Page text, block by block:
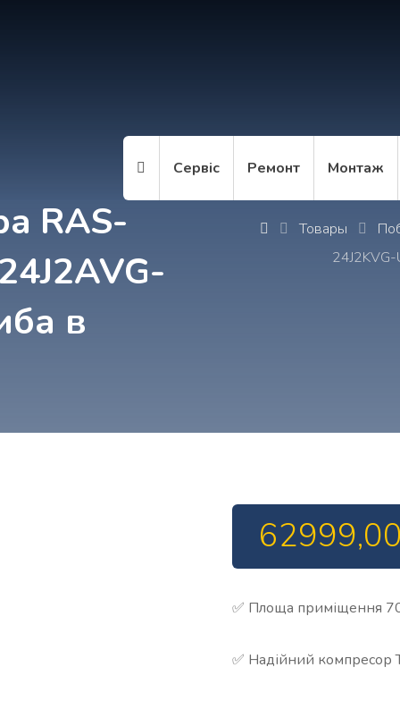
Сервіс Ремонт Монтаж
RAS-
в
Товары
62999,00
✅ Площа приміщення
✅ Надійний компресор